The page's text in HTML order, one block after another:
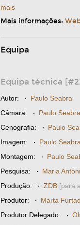
mais
Mais informações:
Equipa
Equipa técnica
Autor: · Paulo Seabra
Câmara: · Paulo Seabra
Cenografia: · Paulo
Imagem: · Paulo Seabra
Montagem: · Paulo
Pesquisa: · Maria
Produção: · ZDB [para
Produtor: · Marta
Produtor Delegado: ·